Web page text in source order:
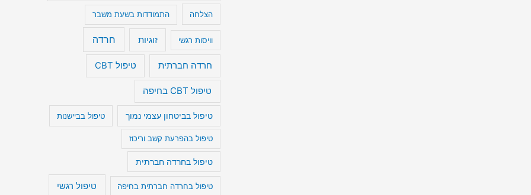
הצלחה התמודדות בשעת משבר
וויסות רגשי זוגיות חרדה
חרדה חברתית טיפול CBT
טיפול CBT בחיפה
טיפול בביטחון עצמי נמוך טיפול בביישנות
טיפול בהפרעת קשב וריכוז
טיפול בחרדה חברתית
טיפול בחרדה חברתית בחיפה טיפול רגשי